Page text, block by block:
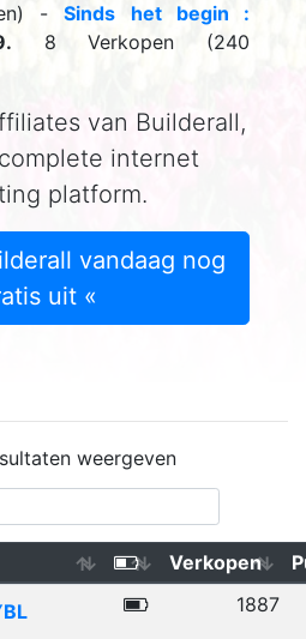
-Sinds het begin :
8 Verkopen (240
van Builderall,
internet
platform.
vandaag nog
uit «
weergeven
Verkopen
1887